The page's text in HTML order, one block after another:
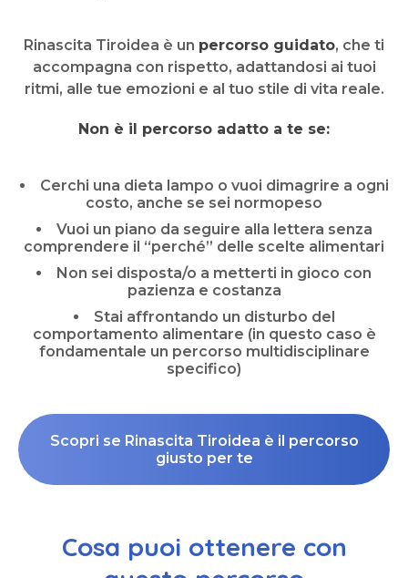
Rinascita Tiroidea è un percorso guidato, che ti
accompagna con rispetto, adattandosi ai tuoi
ritmi, alle tue emozioni e al tuo stile di vita reale.
Non è il percorso adatto a te se:
Cerchi una dieta lampo o vuoi dimagrire a ogni
costo, anche se sei normopeso
Vuoi un piano da seguire alla lettera senza
comprendere il “perché” delle scelte alimentari
Non sei disposta/o a metterti in gioco con
pazienza e costanza
Stai affrontando un disturbo del
comportamento alimentare (in questo caso è
fondamentale un percorso multidisciplinare
specifico)
Scopri se Rinascita Tiroidea è il percorso
giusto per te
Cosa puoi ottenere con